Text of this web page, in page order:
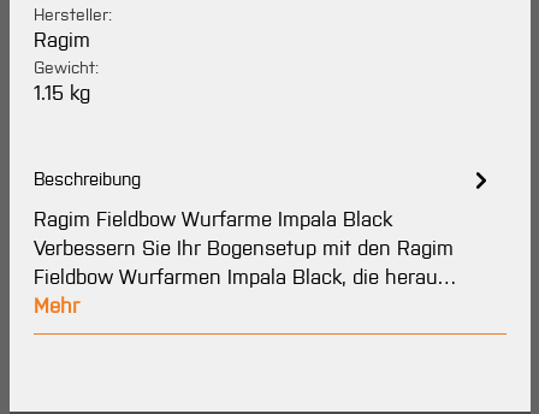
Hersteller:
Ragim
Gewicht:
1.15 kg
Beschreibung
Ragim Fieldbow Wurfarme Impala Black
Verbessern Sie Ihr Bogensetup mit den Ragim
Fieldbow Wurfarmen Impala Black, die herau…
Mehr